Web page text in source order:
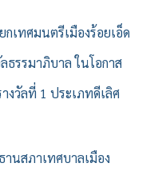
เทศมนตรีเมืองร้อยเอ็ด
ธรรมาภิบาล ในโอกาส
งวัลที่ 1 ประเภทดีเลิศ
นสภาเทศบาลเมือง